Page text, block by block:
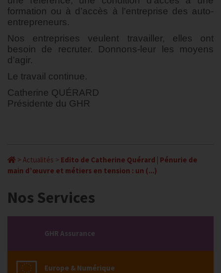
formation ou à d’accès à l’entreprise des auto-
entrepreneurs.
Nos entreprises veulent travailler, elles ont
besoin de recruter. Donnons-leur les moyens
d’agir.
Le travail continue.
Catherine QUÉRARD
Présidente du GHR
> Actualités > Edito de Catherine Quérard | Pénurie de
main d’œuvre et métiers en tension : un (...)
Nos Services
GHR Assurance
Europe & Numérique